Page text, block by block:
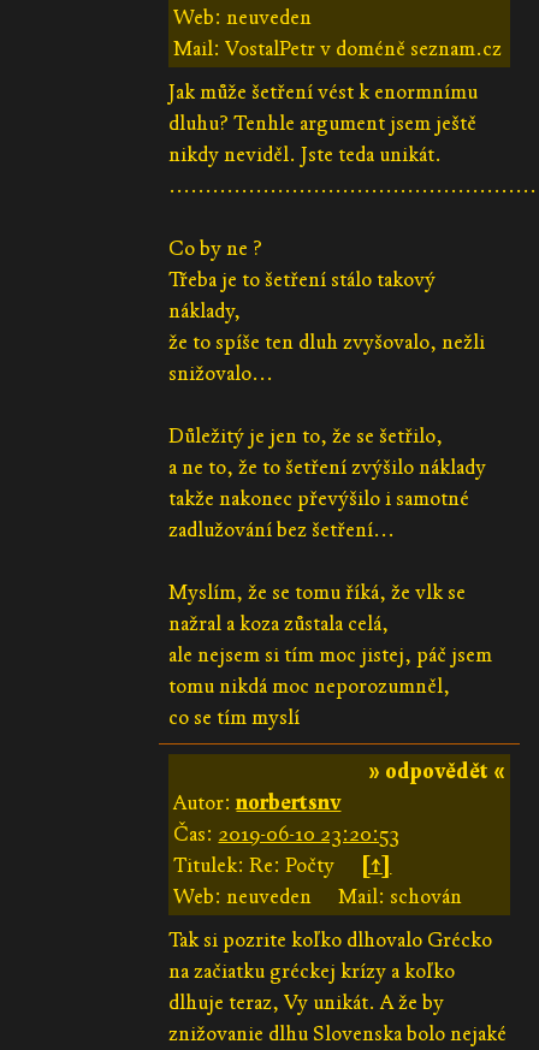
Web: neuveden
Mail: VostalPetr v doméně seznam.cz
Jak může šetření vést k enormnímu
dluhu? Tenhle argument jsem ještě
nikdy neviděl. Jste teda unikát.
Co by ne ?
Třeba je to šetření stálo takový
náklady,
že to spíše ten dluh zvyšovalo, nežli
snižovalo...
Důležitý je jen to, že se šetřilo,
a ne to, že to šetření zvýšilo náklady
takže nakonec převýšilo i samotné
zadlužování bez šetření...
Myslím, že se tomu říká, že vlk se
nažral a koza zůstala celá,
ale nejsem si tím moc jistej, páč jsem
tomu nikdá moc neporozumněl,
co se tím myslí
» odpovědět «
Autor:norbertsnv
Čas: 2019-06-10 23:20:53
Titulek: Re: Počty
[↑]
Web: neuveden
Mail: schován
Tak si pozrite koľko dlhovalo Grécko
na začiatku gréckej krízy a koľko
dlhuje teraz, Vy unikát. A že by
znižovanie dlhu Slovenska bolo nejaké